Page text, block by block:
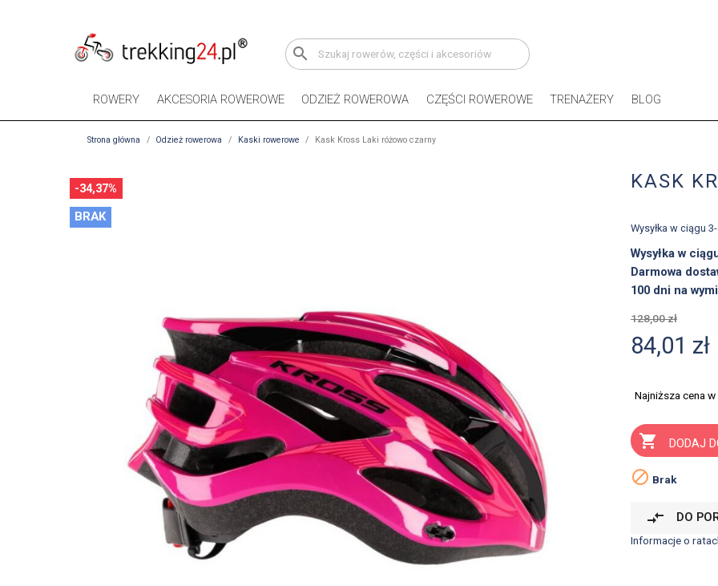
search
ROWERY AKCESORIA ROWEROWE ODZIEŻ ROWEROWA CZĘŚCI ROWEROWE TRENAŻERY BLOG
Strona główna Odzież rowerowa Kaski rowerowe Kask Kross Laki różowo czarny
-34,37%
BRAK
KASK
Wysyłka w ciągu
Wysyłka w
Darmowa
100 dni na
128,00 zł
84,01 zł
Najniższa cena
 DODAJ
 Brak
compare_arrows DO
Informacje o